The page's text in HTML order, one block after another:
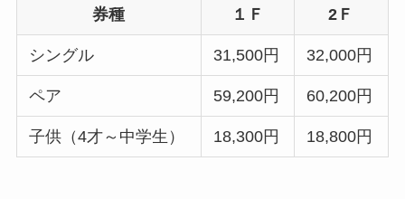
券種 １Ｆ 2Ｆ
シングル 31,500円 32,000円
ペア 59,200円 60,200円
子供（4才～中学生） 18,300円 18,800円